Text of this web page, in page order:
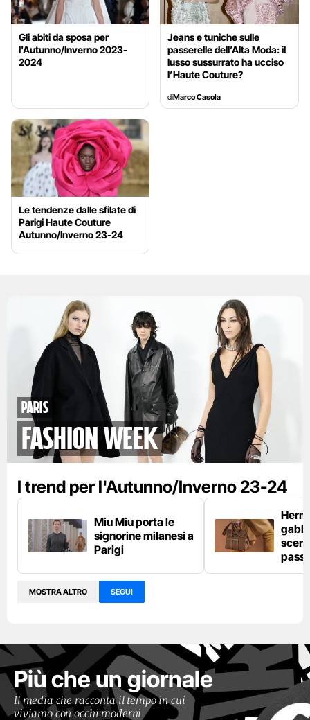
Gli abiti da sposa per
l'Autunno/Inverno 2023-
2024
Jeans e tuniche sulle
passerelle dell’Alta Moda: il
lusso sussurrato ha ucciso
l’Haute Couture?
diMarco Casola
Le tendenze dalle sfilate di
Parigi Haute Couture
Autunno/Inverno 23-24
paris
fashion week
I trend per l'Autunno/Inverno 23-24
Miu Miu porta le
signorine milanesi a
Parigi
MOSTRA ALTRO SEGUI
Più che un giornale
Il media che racconta il tempo in cui
viviamo con occhi moderni